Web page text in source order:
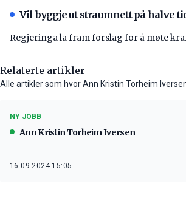
Vil byggje ut straumnett på halve
Regjeringa la fram forslag for å møte
Relaterte artikler
Alle artikler som hvor Ann Kristin Torheim
NY JOBB
Ann Kristin Torheim Iversen
16.09.2024 15:05